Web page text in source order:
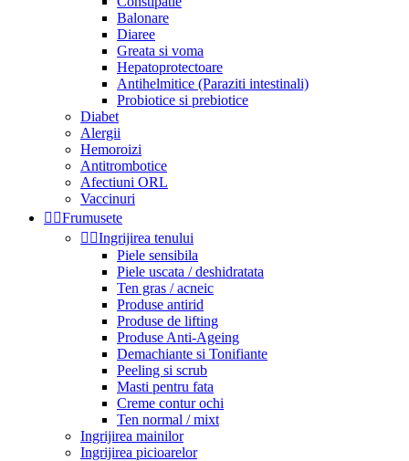
Balonare
Diaree
Greata si voma
Hepatoprotectoare
Antihelmitice (Paraziti intestinali)
Probiotice si prebiotice
Diabet
Alergii
Hemoroizi
Antitrombotice
Afectiuni ORL
Vaccinuri
 Frumusete
 Ingrijirea tenului
Piele sensibila
Piele uscata / deshidratata
Ten gras / acneic
Produse antirid
Produse de lifting
Produse Anti-Ageing
Demachiante si Tonifiante
Peeling si scrub
Masti pentru fata
Creme contur ochi
Ten normal / mixt
Ingrijirea mainilor
Ingrijirea picioarelor